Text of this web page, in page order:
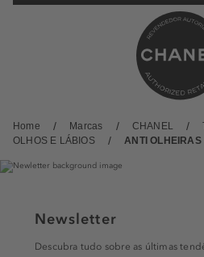
Home Marcas CHANEL
OLHOS E LÁBIOS
ANTI
Newsletter
Descubra tudo sobre as últimas